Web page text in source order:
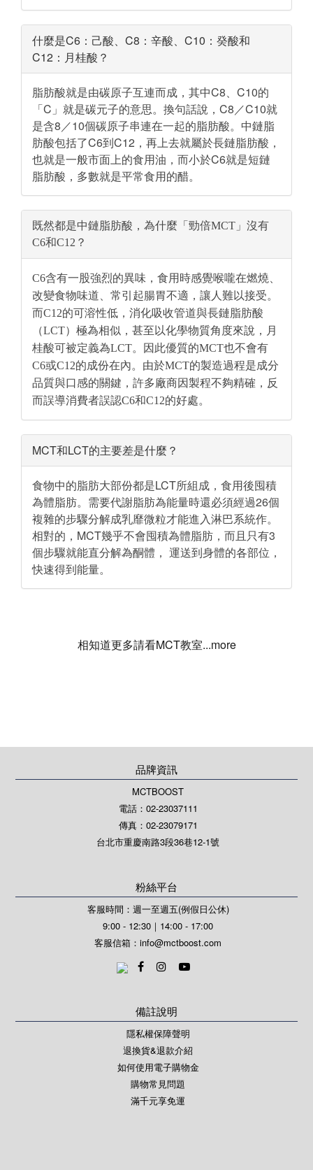
什麼是C6：己酸、C8：辛酸、C10：癸酸和
C12：月桂酸？
脂肪酸就是由碳原子互連而成，其中C8、C10的
「C」就是碳元子的意思。換句話說，C8／C10就
是含8／10個碳原子串連在一起的脂肪酸。中鏈脂
肪酸包括了C6到C12，再上去就屬於長鏈脂肪酸，
也就是一般市面上的食用油，而小於C6就是短鏈
脂肪酸，多數就是平常食用的醋。
既然都是中鏈脂肪酸，為什麼「勁倍MCT」沒有
C6和C12？
C6含有一股強烈的異味，食用時感覺喉嚨在燃燒、
改變食物味道、常引起腸胃不適，讓人難以接受。
而C12的可溶性低，消化吸收管道與長鏈脂肪酸
（LCT）極為相似，甚至以化學物質角度來說，月
桂酸可被定義為LCT。因此優質的MCT也不會有
C6或C12的成份在內。由於MCT的製造過程是成分
品質與口感的關鍵，許多廠商因製程不夠精確，反
而誤導消費者誤認C6和C12的好處。
MCT和LCT的主要差是什麼？
食物中的脂肪大部份都是LCT所組成，食用後囤積
為體脂肪。需要代謝脂肪為能量時還必須經過26個
複雜的步驟分解成乳靡微粒才能進入淋巴系統作。
相對的，MCT幾乎不會囤積為體脂肪，而且只有3
個步驟就能直分解為酮體， 運送到身體的各部位，
快速得到能量。
相知道更多請看MCT教室...more
品牌資訊
MCTBOOST
電話：02-23037111
傳真：02-23079171
台北市重慶南路3段36巷12-1號
粉絲平台
客服時間：週一至週五(例假日公休)
9:00 - 12:30｜14:00 - 17:00
客服信箱： info@mctboost.com
備註說明
隱私權保障聲明
退換貨&退款介紹
如何使用電子購物金
購物常見問題
滿千元享免運